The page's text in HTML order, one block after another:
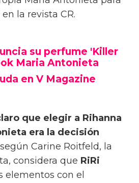
la revista CR.
su perfume 'Killer
Maria Antonieta
en V Magazine
que elegir a Rihanna
era la decisión
Carine Roitfeld, la
considera que RiRi
con el